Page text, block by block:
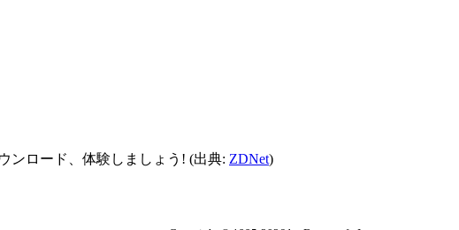
ンロード、体験しましょう! (出典: ZDNet)